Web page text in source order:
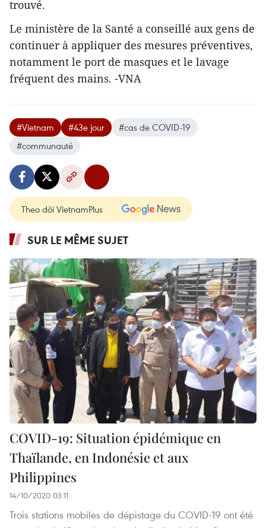
trouvé.
Le ministère de la Santé a conseillé aux gens de
continuer à appliquer des mesures préventives,
notamment le port de masques et le lavage
fréquent des mains. -VNA
#Vietnam #43e jour
#cas de COVID-19
#communauté
Theo dõi VietnamPlus
SUR LE MÊME SUJET
COVID-19: Situation épidémique en
Thaïlande, en Indonésie et aux
Philippines
14/10/2020 03:11
Trois stations mobiles de dépistage du COVID-19 ont été